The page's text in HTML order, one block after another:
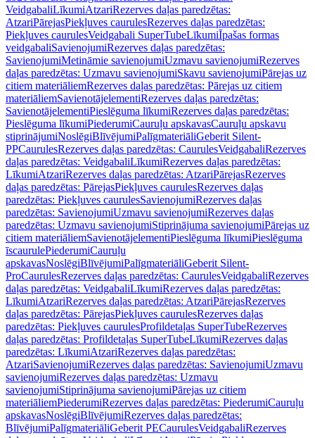
VeidgabaliLīkumiAtzariRezerves daļas paredzētas:
AtzariPārejasPiekļuves caurulesRezerves daļas paredzētas:
Piekļuves caurulesVeidgabali SuperTubeLīkumiĪpašas formas
veidgabaliSavienojumiRezerves daļas paredzētas:
SavienojumiMetināmie savienojumiUzmavu savienojumiRezerves
daļas paredzētas: Uzmavu savienojumiSkavu savienojumiPārejas uz
citiem materiāliemRezerves daļas paredzētas: Pārejas uz citiem
materiāliemSavienotājelementiRezerves daļas paredzētas:
SavienotājelementiPieslēguma līkumiRezerves daļas paredzētas:
Pieslēguma līkumiPiederumiCauruļu apskavasCauruļu apskavu
stiprinājumiNoslēgiBlīvējumiPalīgmateriāliGeberit Silent-
PPCaurulesRezerves daļas paredzētas: CaurulesVeidgabaliRezerves
daļas paredzētas: VeidgabaliLīkumiRezerves daļas paredzētas:
LīkumiAtzariRezerves daļas paredzētas: AtzariPārejasRezerves
daļas paredzētas: PārejasPiekļuves caurulesRezerves daļas
paredzētas: Piekļuves caurulesSavienojumiRezerves daļas
paredzētas: SavienojumiUzmavu savienojumiRezerves daļas
paredzētas: Uzmavu savienojumiStiprinājuma savienojumiPārejas uz
citiem materiāliemSavienotājelementiPieslēguma līkumiPieslēguma
īscaurulePiederumiCauruļu
apskavasNoslēgiBlīvējumiPalīgmateriāliGeberit Silent-
ProCaurulesRezerves daļas paredzētas: CaurulesVeidgabaliRezerves
daļas paredzētas: VeidgabaliLīkumiRezerves daļas paredzētas:
LīkumiAtzariRezerves daļas paredzētas: AtzariPārejasRezerves
daļas paredzētas: PārejasPiekļuves caurulesRezerves daļas
paredzētas: Piekļuves caurulesProfildetaļas SuperTubeRezerves
daļas paredzētas: Profildetaļas SuperTubeLīkumiRezerves daļas
paredzētas: LīkumiAtzariRezerves daļas paredzētas:
AtzariSavienojumiRezerves daļas paredzētas: SavienojumiUzmavu
savienojumiRezerves daļas paredzētas: Uzmavu
savienojumiStiprinājuma savienojumiPārejas uz citiem
materiāliemPiederumiRezerves daļas paredzētas: PiederumiCauruļu
apskavasNoslēgiBlīvējumiRezerves daļas paredzētas:
BlīvējumiPalīgmateriāliGeberit PECaurulesVeidgabaliRezerves